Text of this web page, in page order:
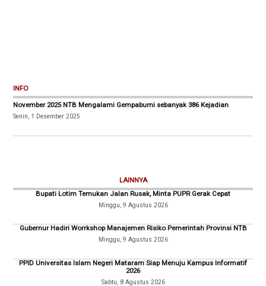
INFO
November 2025 NTB Mengalami Gempabumi sebanyak 386 Kejadian
Senin, 1 Desember 2025
LAINNYA
Bupati Lotim Temukan Jalan Rusak, Minta PUPR Gerak Cepat
Minggu, 9 Agustus 2026
Gubernur Hadiri Worrkshop Manajemen Risiko Pemerintah Provinsi NTB
Minggu, 9 Agustus 2026
PPID Universitas Islam Negeri Mataram Siap Menuju Kampus Informatif
2026
Sabtu, 8 Agustus 2026